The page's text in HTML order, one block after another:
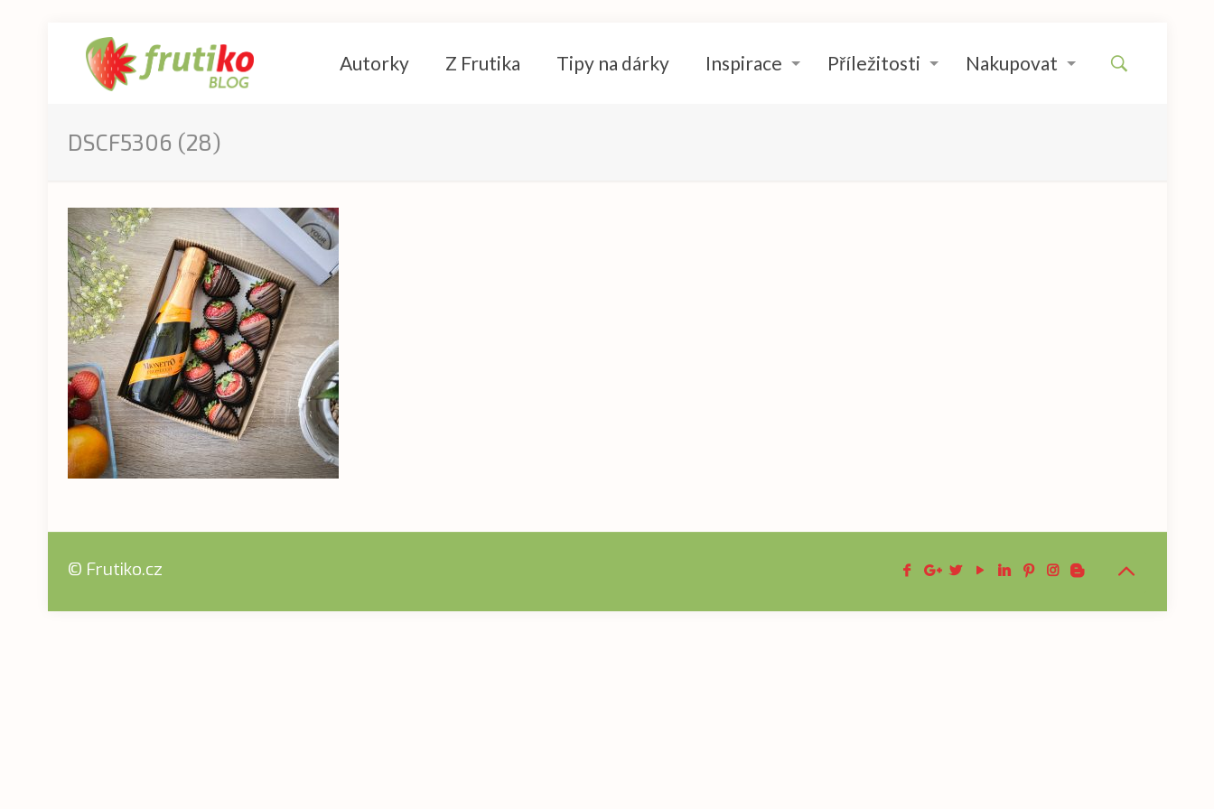
Autorky Z Frutika Tipy na dárky Inspirace Příležitosti Nakupovat
DSCF5306 (28)
© Frutiko.cz